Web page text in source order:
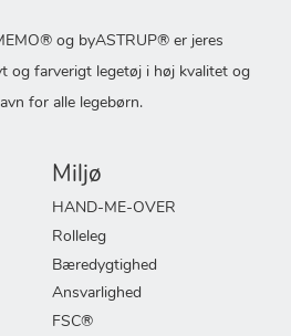
og byASTRUP® er jeres
og farverigt legetøj i høj kvalitet og
for alle legebørn.
Miljø
HAND-ME-OVER
Rolleleg
Bæredygtighed
Ansvarlighed
FSC®